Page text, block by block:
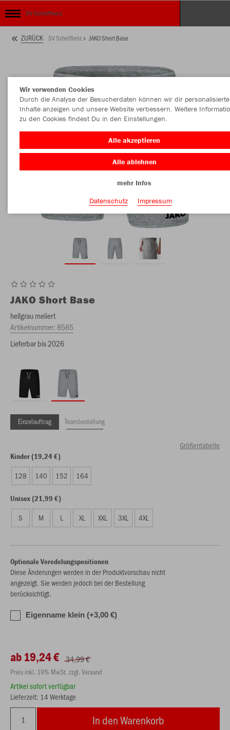
SV Schefflenz
ZURÜCK SV Schefflenz JAKO Short Base
JAKO Short Base
hellgrau meliert
Artikelnummer:8565
Lieferbar bis 2026
Einzelauftrag Teambestellung
Größentabelle
Kinder (19,24 €)
128 140 152 164
Unisex (21,99 €)
S M L XL XXL 3XL 4XL
Optionale Veredelungspositionen
Diese Änderungen werden in der Produktvorschau nicht
angezeigt. Sie werden jedoch bei der Bestellung
berücksichtigt.
Eigenname klein (+3,00 €)
ab 19,24 € 34,99 €
Preis inkl. 19% MwSt. zzgl. Versand
Artikel sofort verfügbar
Lieferzeit: 14 Werktage
In den Warenkorb
Wir verwenden Cookies
Durch die Analyse der Besucherdaten können wir dir personalisierte
Inhalte anzeigen und unsere Website verbessern. Weitere
zu den Cookies findest Du in den Einstellungen.
Alle akzeptieren
Alle ablehnen
mehr Infos
Datenschutz
Impressum